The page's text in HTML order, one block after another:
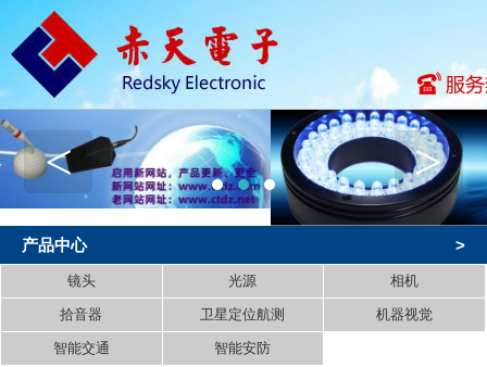
< >
产品中心 >
镜头 光源 相机
拾音器 卫星定位航测 机器视觉
智能交通
智能安防